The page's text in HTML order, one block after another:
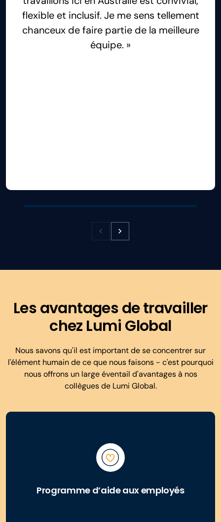
flexible et inclusif. Je me sens tellement
chanceux de faire partie de la meilleure
équipe. »
Les avantages de travailler
chez Lumi Global
Nous savons qu'il est important de se concentrer sur
l'élément humain de ce que nous faisons - c'est pourquoi
nous offrons un large éventail d'avantages à nos
collègues de Lumi Global.
Programme d’aide aux employés